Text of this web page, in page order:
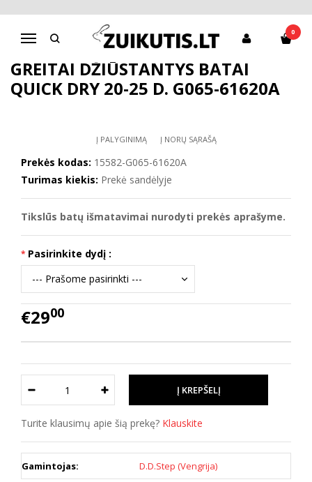
Navigacija
0
Pagrindinis
D.D.Step batai mergaitėms
Greitai džiūstantys batai Quick dry 20-25 d. G065-61620A
GREITAI DŽIŪSTANTYS BATAI
QUICK DRY 20-25 D. G065-61620A
Į PALYGINIMĄ Į NORŲ SĄRAŠĄ
Prekės kodas: 15582-G065-61620A
Turimas kiekis: Prekė sandėlyje
Tikslūs batų išmatavimai nurodyti prekės aprašyme.
Pasirinkite dydį :
€2900
Turite klausimų apie šią prekę? Klauskite
Gamintojas: D.D.Step (Vengrija)